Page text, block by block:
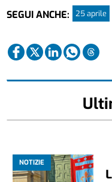
SEGUI ANCHE:
25 aprile
NOTIZIE